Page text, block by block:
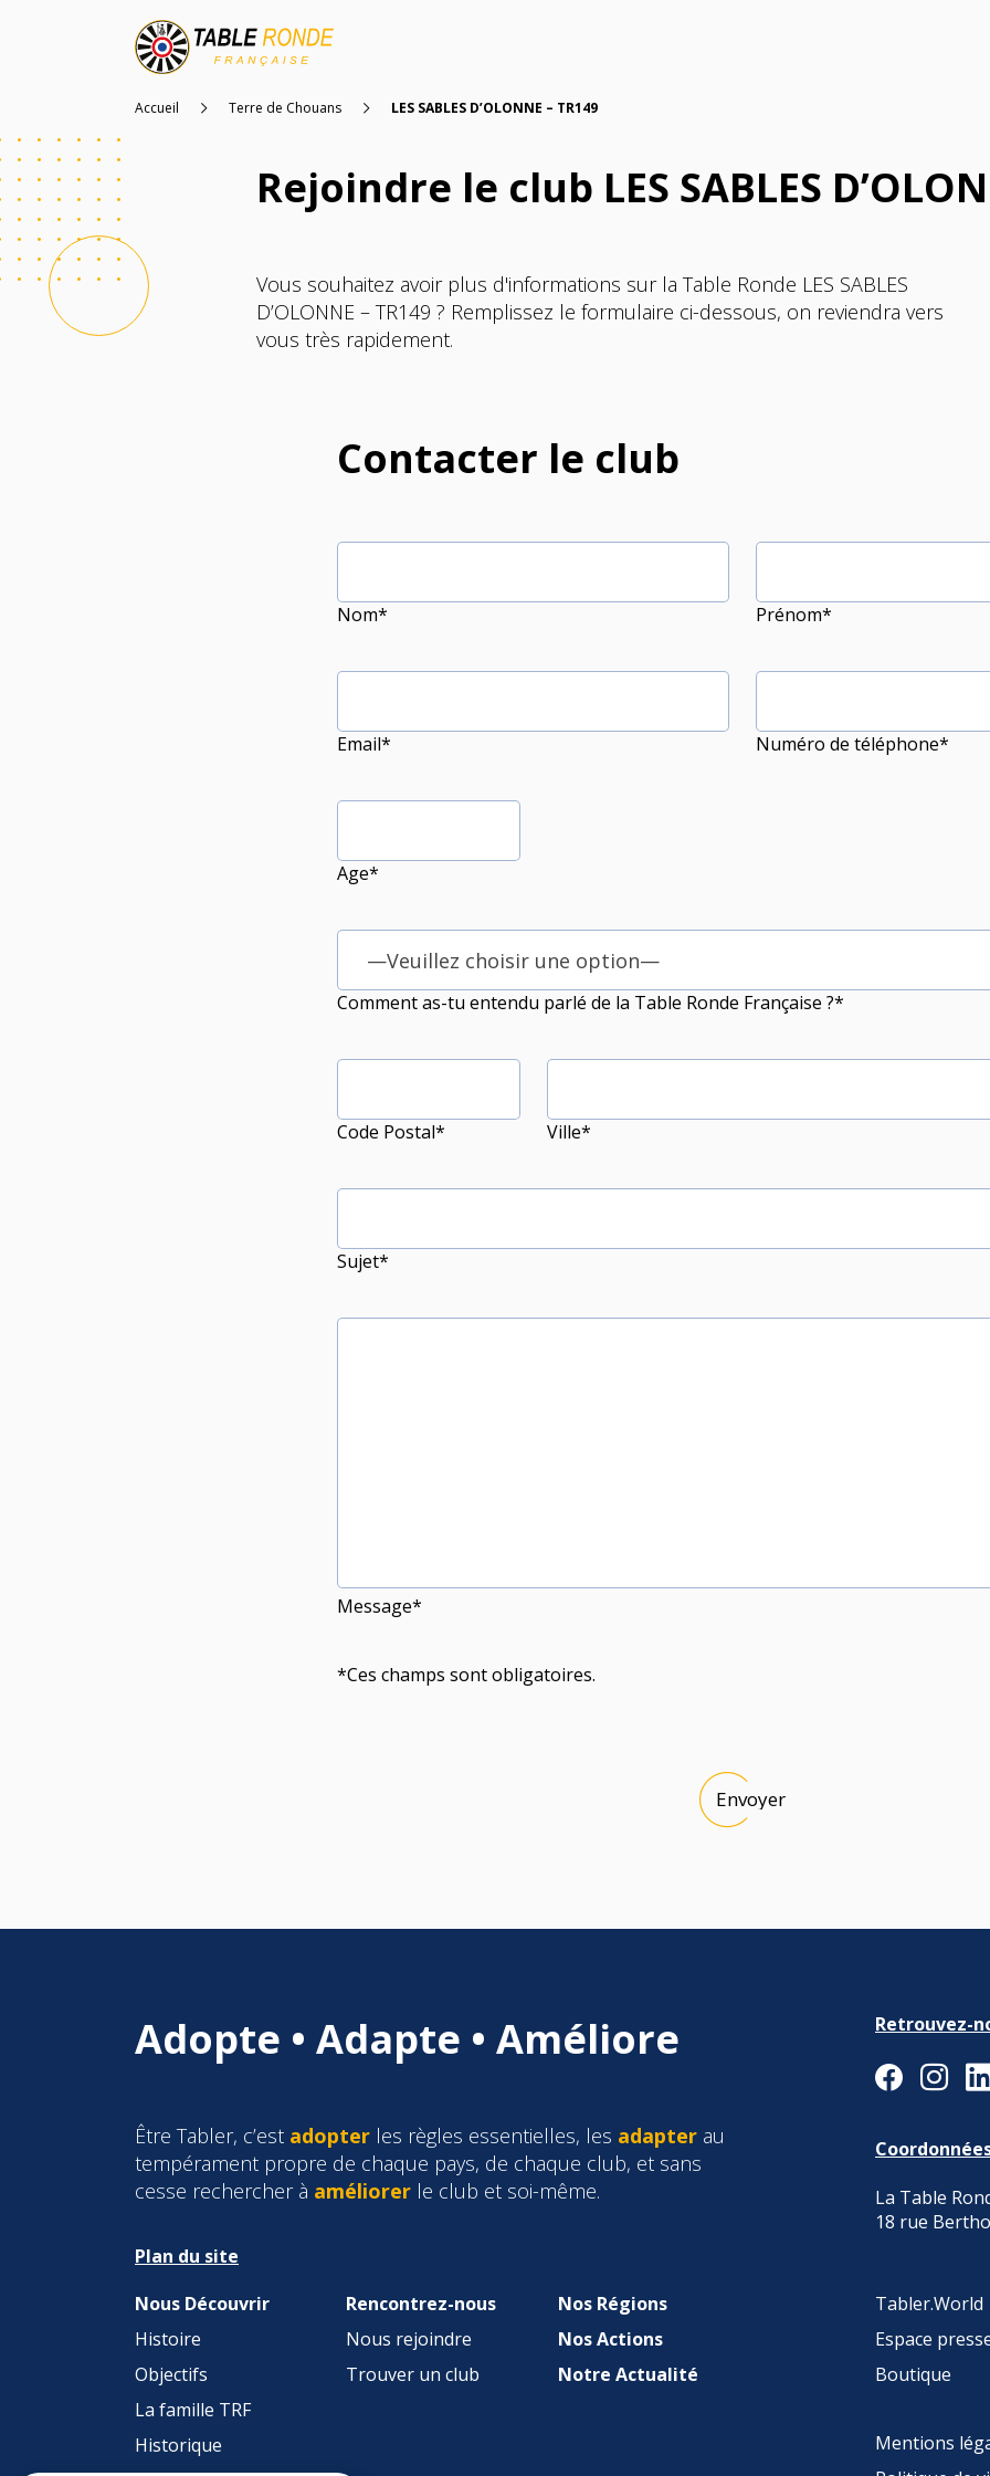
Nous Découvrir Nos
Nos
Accueil Terre de Chouans LES SABLES D’OLONNE – TR149
Rejoindre le club LES SABLES
Vous souhaitez avoir plus d'informations sur la Table Ronde LES SABLES
D’OLONNE – TR149 ? Remplissez le formulaire ci-dessous, on reviendra vers
vous très rapidement.
Contacter le club
Nom* Prénom*
Email* Numéro de téléphone*
Age*
—Veuillez choisir une option—
Comment as-tu entendu parlé de la Table Ronde Française ?*
Code Postal* Ville*
Sujet*
Message*
*Ces champs sont obligatoires.
Adopte • Adapte • Améliore
Être Tabler, c’est adopter les règles essentielles, les adapter au
tempérament propre de chaque pays, de chaque club, et sans
cesse rechercher à améliorer le club et soi-même.
Plan du site
Nous Découvrir
Histoire
Objectifs
La famille TRF
Historique
Rencontrez-nous
Nous rejoindre
Trouver un club
Nos Régions
Nos Actions
Notre Actualité
Retrouvez-
La Table
18 rue
Tabler.World
Espace
Boutique
Mentions